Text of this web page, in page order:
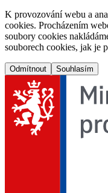
K provozování webu a
cookies. Procházením
soubory cookies
souborech cookies, jak je
Odmítnout Souhlasím